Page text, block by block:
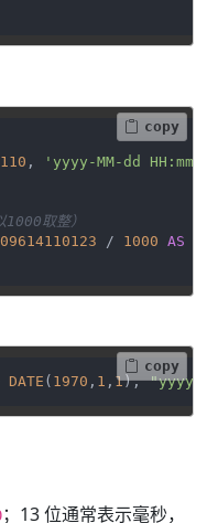
,
'yyyy-MM-dd
取整）
/ 1000 AS
copy
DATE ( 1970 , 1 , 1), "yyyy-
copy
；13 位通常表示毫秒，